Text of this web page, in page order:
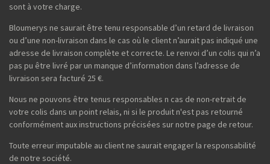
sont à votre charge.
Bloumerys ne saurait être tenu responsable d’un retard de livraison
ou d’une non-livraison dans le cas où le client n’aurait pas indiqué une
adresse de livraison complète et correcte. Le renvoi d’un colis qui n’a
pas pu être livré par un manque d’information dans l’adresse de
livraison sera facturé 25 €.
Nous ne pouvons être tenus responsables n cas de non-retrait de
votre colis dans un point relais, ni si le produit n'est pas retourné
conformément aux instructions précisées sur notre page de retour.
Toute erreur imputable au client ne saurait engager la responsabilité
de notre société.